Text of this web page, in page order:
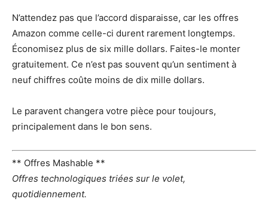
N’attendez pas que l’accord disparaisse, car les offres
Amazon comme celle-ci durent rarement longtemps.
Économisez plus de six mille dollars. Faites-le monter
gratuitement. Ce n’est pas souvent qu’un sentiment à
neuf chiffres coûte moins de dix mille dollars.
Le paravent changera votre pièce pour toujours,
principalement dans le bon sens.
** Offres Mashable **
Offres technologiques triées sur le volet,
quotidiennement.